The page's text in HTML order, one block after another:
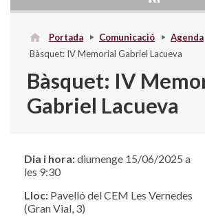
Portada Comunicació
Agenda
Bàsquet: IV Memorial Gabriel Lacueva
Bàsquet: IV
Gabriel Lacueva
Dia i hora:diumenge 15/06/2025 a
les 9:30
Lloc: Pavelló del CEM Les Vernedes
(Gran Vial, 3)